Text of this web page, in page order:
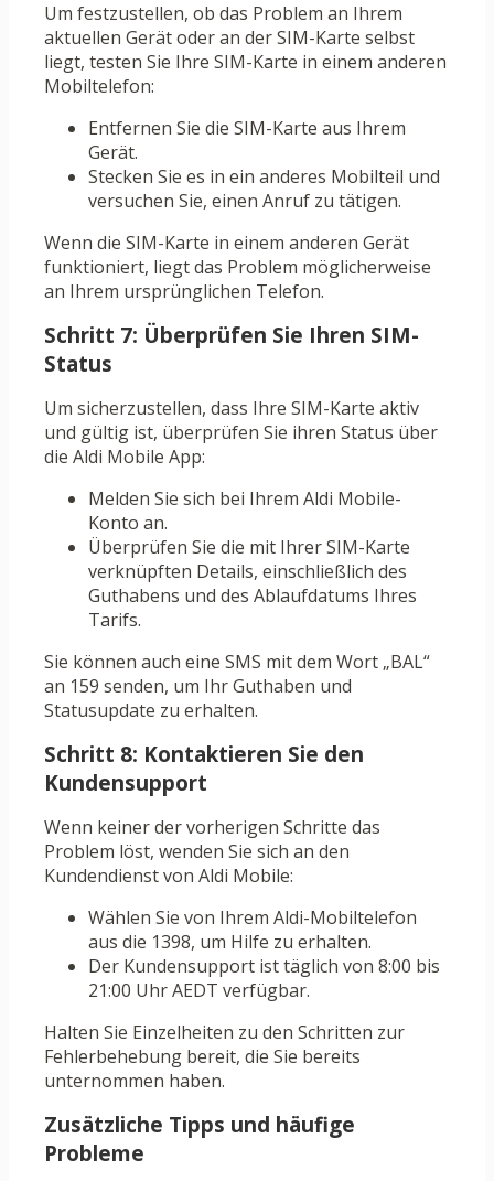
Um festzustellen, ob das Problem an Ihrem
aktuellen Gerät oder an der SIM-Karte selbst
liegt, testen Sie Ihre SIM-Karte in einem anderen
Mobiltelefon:
Entfernen Sie die SIM-Karte aus Ihrem
Gerät.
Stecken Sie es in ein anderes Mobilteil und
versuchen Sie, einen Anruf zu tätigen.
Wenn die SIM-Karte in einem anderen Gerät
funktioniert, liegt das Problem möglicherweise
an Ihrem ursprünglichen Telefon.
Schritt 7: Überprüfen Sie Ihren SIM-
Status
Um sicherzustellen, dass Ihre SIM-Karte aktiv
und gültig ist, überprüfen Sie ihren Status über
die Aldi Mobile App:
Melden Sie sich bei Ihrem Aldi Mobile-
Konto an.
Überprüfen Sie die mit Ihrer SIM-Karte
verknüpften Details, einschließlich des
Guthabens und des Ablaufdatums Ihres
Tarifs.
Sie können auch eine SMS mit dem Wort „BAL“
an 159 senden, um Ihr Guthaben und
Statusupdate zu erhalten.
Schritt 8: Kontaktieren Sie den
Kundensupport
Wenn keiner der vorherigen Schritte das
Problem löst, wenden Sie sich an den
Kundendienst von Aldi Mobile:
Wählen Sie von Ihrem Aldi-Mobiltelefon
aus die 1398, um Hilfe zu erhalten.
Der Kundensupport ist täglich von 8:00 bis
21:00 Uhr AEDT verfügbar.
Halten Sie Einzelheiten zu den Schritten zur
Fehlerbehebung bereit, die Sie bereits
unternommen haben.
Zusätzliche Tipps und häufige
Probleme